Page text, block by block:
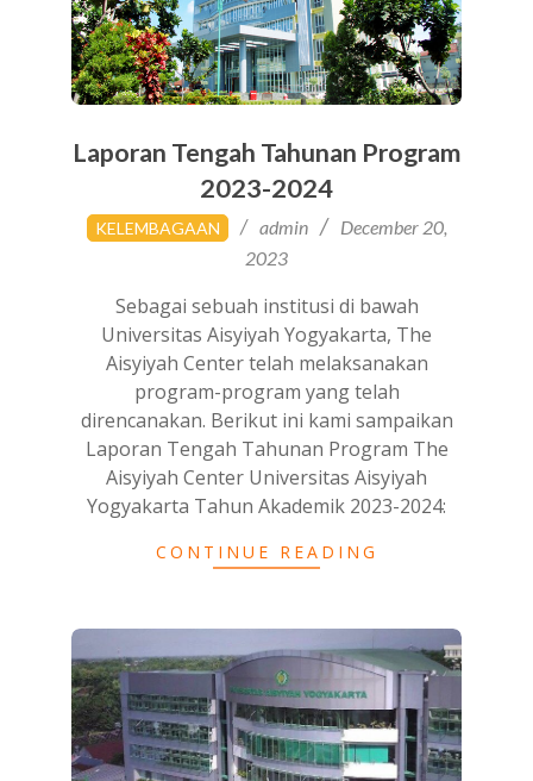
Laporan Tengah Tahunan Program
2023-2024
2023-
12-
KELEMBAGAAN admin
December 20,
2023
Sebagai sebuah institusi di bawah
Universitas Aisyiyah Yogyakarta, The
Aisyiyah Center telah melaksanakan
program-program yang telah
direncanakan. Berikut ini kami sampaikan
Laporan Tengah Tahunan Program The
Aisyiyah Center Universitas Aisyiyah
Yogyakarta Tahun Akademik 2023-2024:
CONTINUE READING